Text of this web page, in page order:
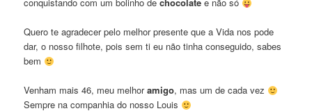
Quero te agradecer pelo melhor presente que a Vida nos pode
dar, o nosso filhote, pois sem ti eu não tinha conseguido, sabes
bem
Venham mais 46, meu melhoramigo, mas um de cada vez
Sempre na companhia do nosso Louis